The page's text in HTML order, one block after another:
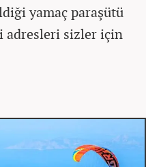
yamaç paraşütü
adresleri sizler için